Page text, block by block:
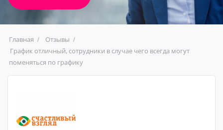
Главная
Отзывы
График отличный, сотрудники в случае чего всегда могут
поменяться по графику